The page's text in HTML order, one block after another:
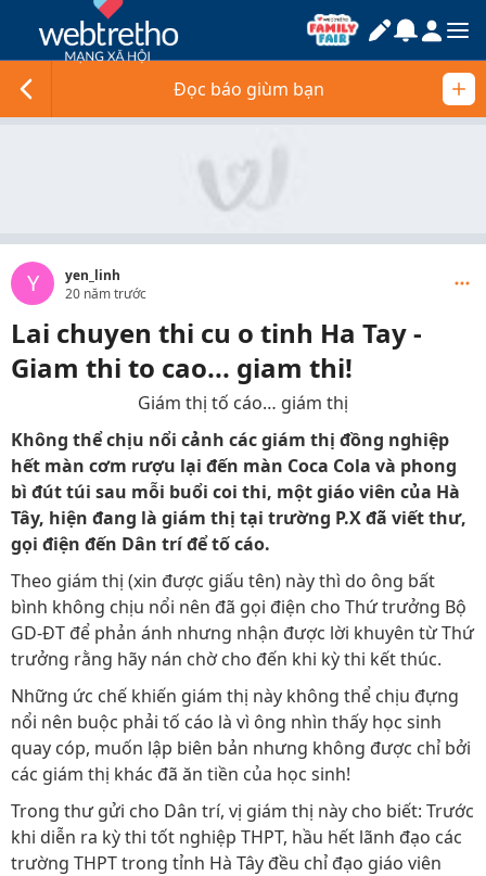
Đọc báo giùm bạn
Y
yen_linh
20 năm trước
Lai chuyen thi cu o tinh Ha Tay -
Giam thi to cao... giam thi!
Giám thị tố cáo… giám thị
Không thể chịu nổi cảnh các giám thị đồng nghiệp
hết màn cơm rượu lại đến màn Coca Cola và phong
bì đút túi sau mỗi buổi coi thi, một giáo viên của Hà
Tây, hiện đang là giám thị tại trường P.X đã viết thư,
gọi điện đến Dân trí để tố cáo.
Theo giám thị (xin được giấu tên) này thì do ông bất
bình không chịu nổi nên đã gọi điện cho Thứ trưởng Bộ
GD-ĐT để phản ánh nhưng nhận được lời khuyên từ Thứ
trưởng rằng hãy nán chờ cho đến khi kỳ thi kết thúc.
Những ức chế khiến giám thị này không thể chịu đựng
nổi nên buộc phải tố cáo là vì ông nhìn thấy học sinh
quay cóp, muốn lập biên bản nhưng không được chỉ bởi
các giám thị khác đã ăn tiền của học sinh!
Trong thư gửi cho Dân trí, vị giám thị này cho biết: Trước
khi diễn ra kỳ thi tốt nghiệp THPT, hầu hết lãnh đạo các
trường THPT trong tỉnh Hà Tây đều chỉ đạo giáo viên